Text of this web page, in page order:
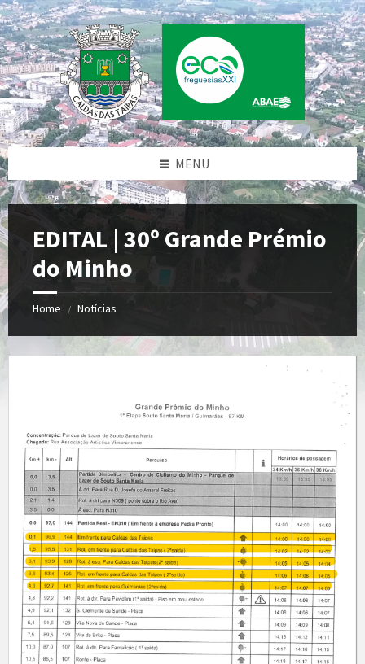
Skip
to
content
Skip
to
left
sidebar
Skip
to
right
sidebar
Skip
to
footer
MENU
EDITAL | 30º Grande Prémio
do Minho
Home / Notícias